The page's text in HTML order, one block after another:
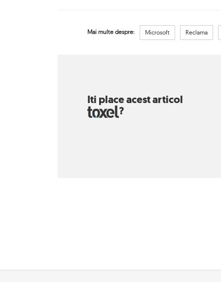
Mai multe despre: Microsoft Reclama
Iti place acest articol
?